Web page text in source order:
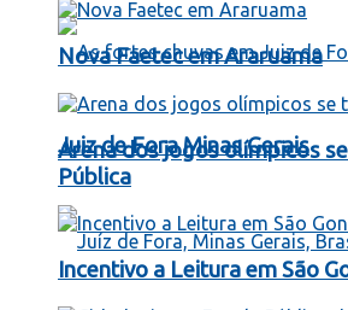
Juiz de Fora Minas Gerais
Nova Faetec em Araruama
Arena dos jogos olímpicos
Pública
Incentivo a Leitura em São